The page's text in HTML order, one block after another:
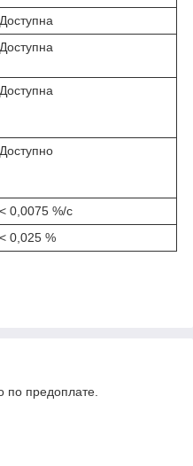
Доступна
Доступна
Доступна
Доступно
< 0,0075 %/с
< 0,025 %
по предоплате.